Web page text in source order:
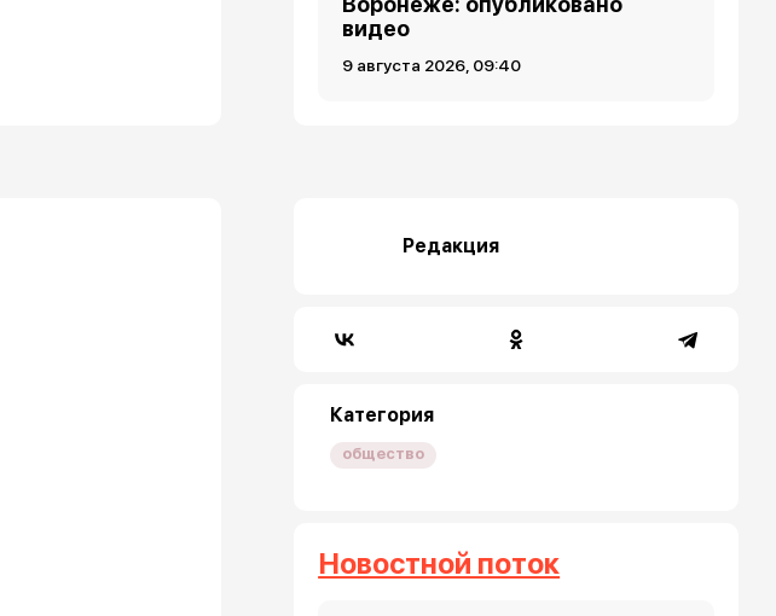
видео
9 августа 2026, 09:40
Редакция
Категория
общество
Новостной поток